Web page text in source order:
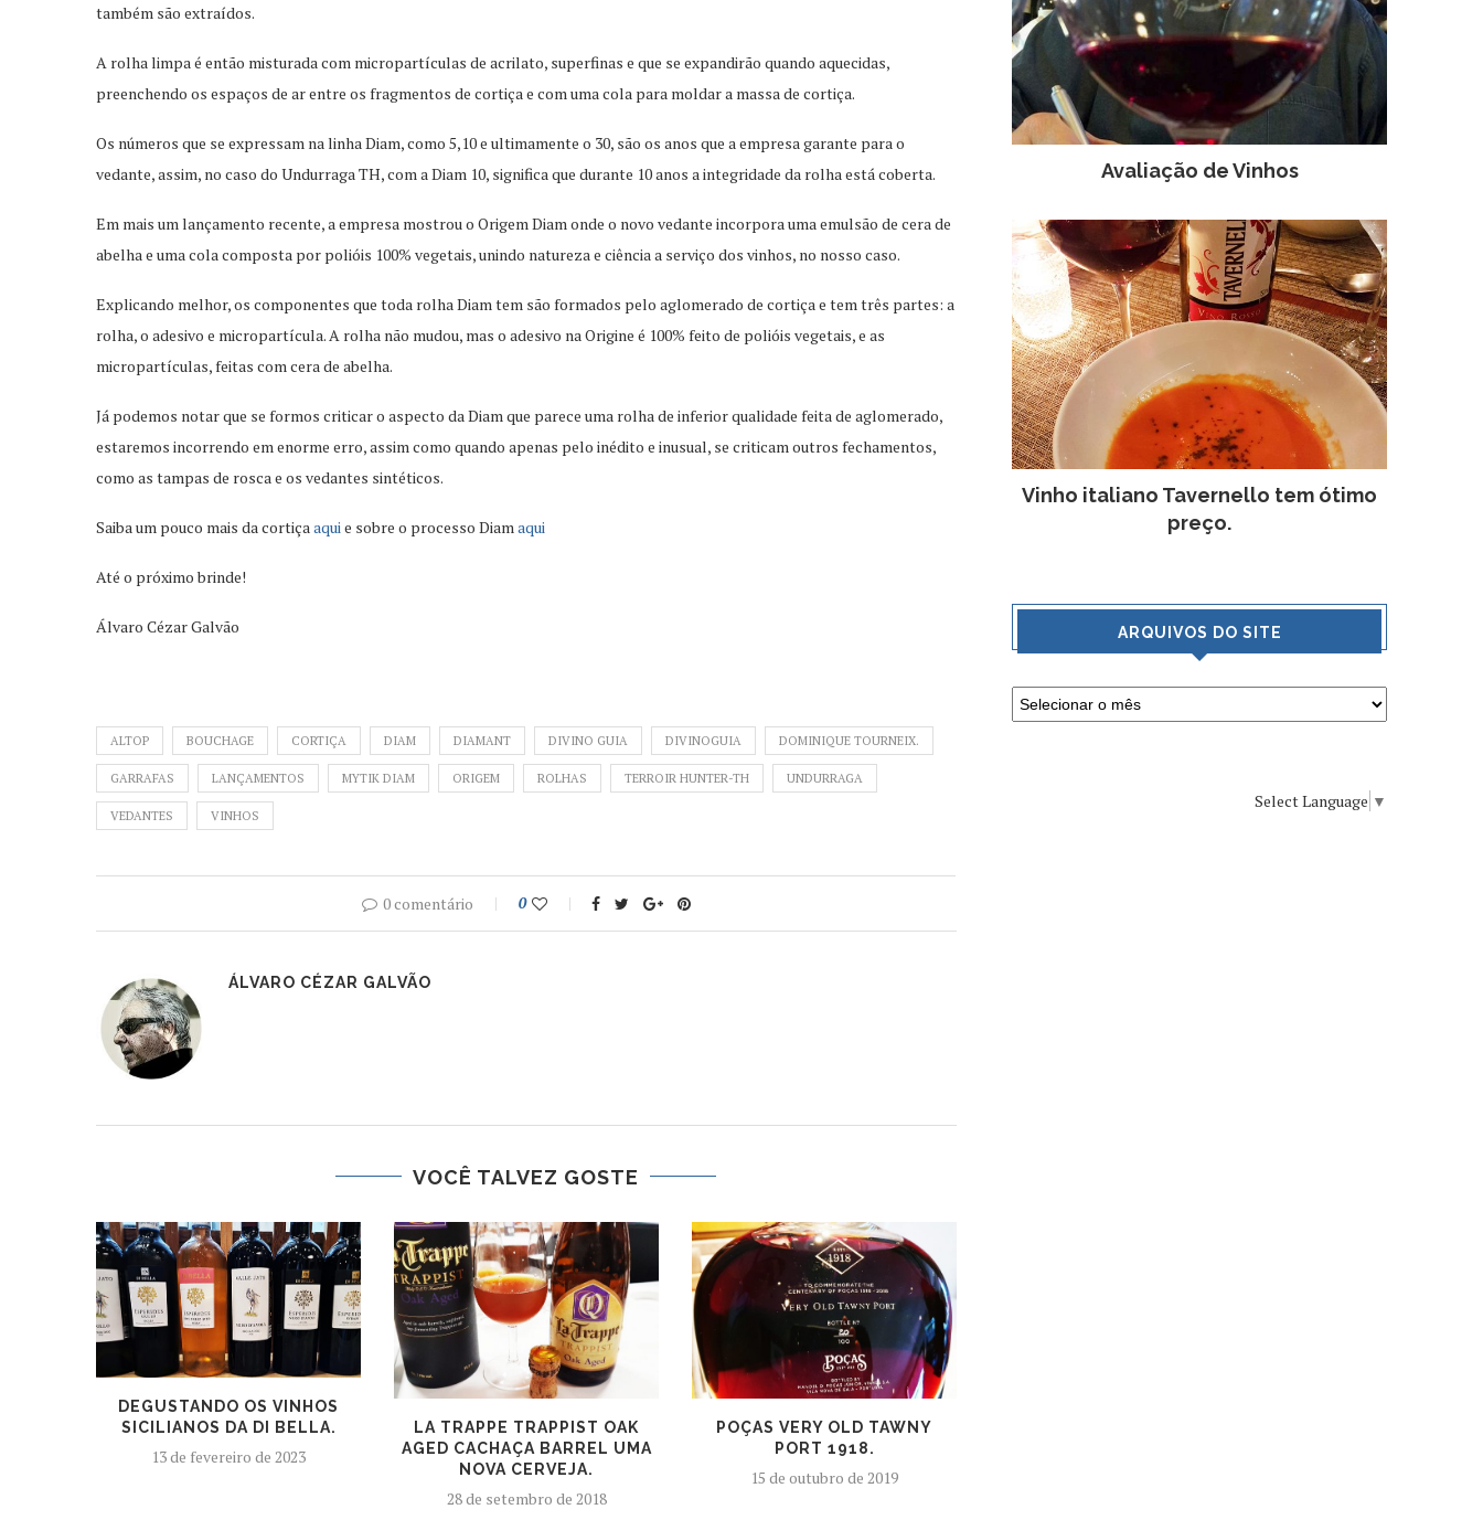
também são extraídos.
A rolha limpa é então misturada com micropartículas de acrilato, superfinas e que se expandirão quando aquecidas,
preenchendo os espaços de ar entre os fragmentos de cortiça e com uma cola para moldar a massa de cortiça.
Os números que se expressam na linha Diam, como 5,10 e ultimamente o 30, são os anos que a empresa garante para o
vedante, assim, no caso do Undurraga TH, com a Diam 10, significa que durante 10 anos a integridade da rolha está coberta.
Em mais um lançamento recente, a empresa mostrou o Origem Diam onde o novo vedante incorpora uma emulsão de cera de
abelha e uma cola composta por polióis 100% vegetais, unindo natureza e ciência a serviço dos vinhos, no nosso caso.
Explicando melhor, os componentes que toda rolha Diam tem são formados pelo aglomerado de cortiça e tem três partes: a
rolha, o adesivo e micropartícula. A rolha não mudou, mas o adesivo na Origine é 100% feito de polióis vegetais, e as
micropartículas, feitas com cera de abelha.
Já podemos notar que se formos criticar o aspecto da Diam que parece uma rolha de inferior qualidade feita de aglomerado,
estaremos incorrendo em enorme erro, assim como quando apenas pelo inédito e inusual, se criticam outros fechamentos,
como as tampas de rosca e os vedantes sintéticos.
Saiba um pouco mais da cortiçaaquie sobre o processo Diamaqui
Até o próximo brinde!
Álvaro Cézar Galvão
ALTOP BOUCHAGE CORTIÇA DIAM DIAMANT DIVINO GUIA DIVINOGUIA DOMINIQUE TOURNEIX.
GARRAFAS LANÇAMENTOS MYTIK DIAM ORIGEM ROLHAS TERROIR HUNTER-TH UNDURRAGA
VEDANTES VINHOS
0 comentário 0
ÁLVARO CÉZAR GALVÃO
VOCÊ TALVEZ GOSTE
DEGUSTANDO OS VINHOS
SICILIANOS DA DI BELLA.
13 de fevereiro de 2023
LA TRAPPE TRAPPIST OAK
AGED CACHAÇA BARREL UMA
NOVA CERVEJA.
28 de setembro de 2018
POÇAS VERY OLD TAWNY
PORT 1918.
15 de outubro de 2019
Avaliação de Vinhos
Vinho italiano Tavernello tem ótimo
preço.
ARQUIVOS DO SITE
Select Language ▼